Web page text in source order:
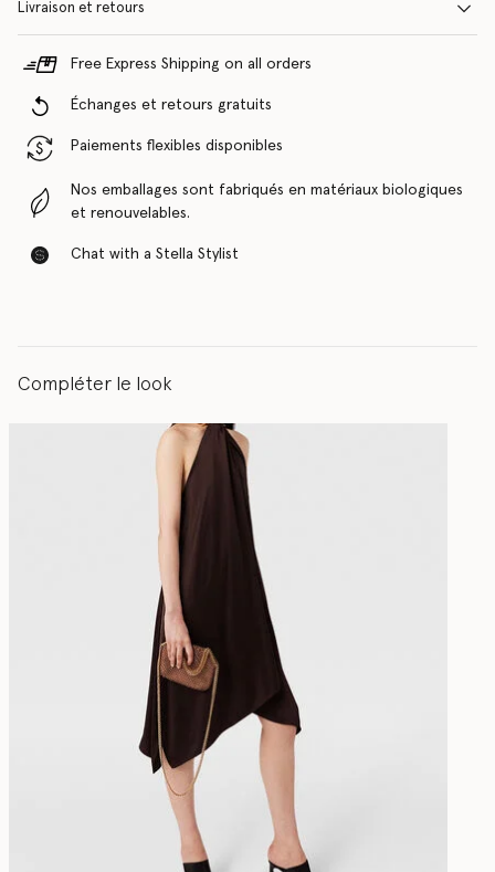
Livraison et retours
Free Express Shipping on all orders
Échanges et retours gratuits
Paiements flexibles disponibles
Nos emballages sont fabriqués en matériaux biologiques
et renouvelables.
Chat with a Stella Stylist
Compléter le look